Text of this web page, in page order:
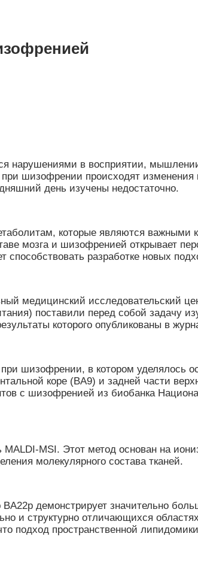
нарушениями в восприятии,
шизофрении происходят изменения
день изучены недостаточно.
которые являются важными
мозга и шизофренией открывает
разработке новых
медицинский исследовательский
поставили перед собой задачу
которого опубликованы в
шизофрении, в котором уделялось
коре (BA9) и задней части
с шизофренией из биобанка
MSI. Этот метод основан на
молекулярного состава тканей.
демонстрирует значительно
и структурно отличающихся
пространственной